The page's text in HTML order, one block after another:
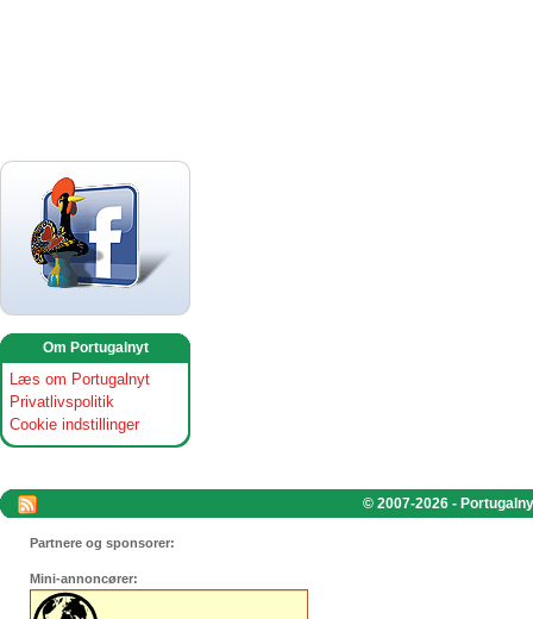
Om Portugalnyt
Læs om Portugalnyt
Privatlivspolitik
Cookie indstillinger
© 2007-2026 -
Partnere og sponsorer:
Mini-annoncører: